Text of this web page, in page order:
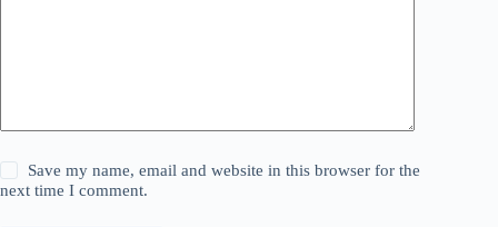
Save my name, email and website in this browser for the
next time I comment.